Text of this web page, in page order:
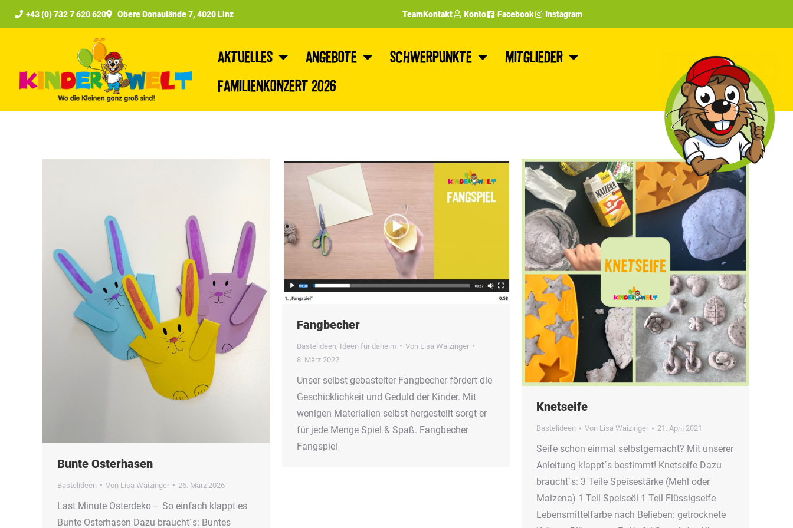
+43 (0) 732 7 620 620 Obere Donaulände 7, 4020 Linz TeamKontakt Konto Facebook Instagram
Aktuelles Angebote Schwerpunkte
Mitglieder
Familienkonzert 2026
Bunte Osterhasen
Bastelideen Von Lisa Waizinger 26. März 2026
Last Minute Osterdeko – So einfach klappt es
Bunte Osterhasen Dazu braucht´s: Buntes
Fangbecher
Bastelideen, Ideen für daheim Von Lisa Waizinger
8. März 2022
Unser selbst gebastelter Fangbecher fördert die
Geschicklichkeit und Geduld der Kinder. Mit
wenigen Materialien selbst hergestellt sorgt er
für jede Menge Spiel & Spaß. Fangbecher
Fangspiel
Knetseife
Bastelideen Von Lisa Waizinger 21. April 2021
Seife schon einmal selbstgemacht? Mit unserer
Anleitung klappt´s bestimmt! Knetseife Dazu
braucht´s: 3 Teile Speisestärke (Mehl oder
Maizena) 1 Teil Speiseöl 1 Teil Flüssigseife
Lebensmittelfarbe nach Belieben: getrocknete